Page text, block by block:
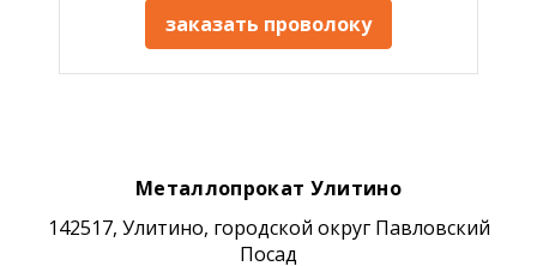
заказать проволоку
Металлопрокат Улитино
142517, Улитино, городской округ Павловский
Посад